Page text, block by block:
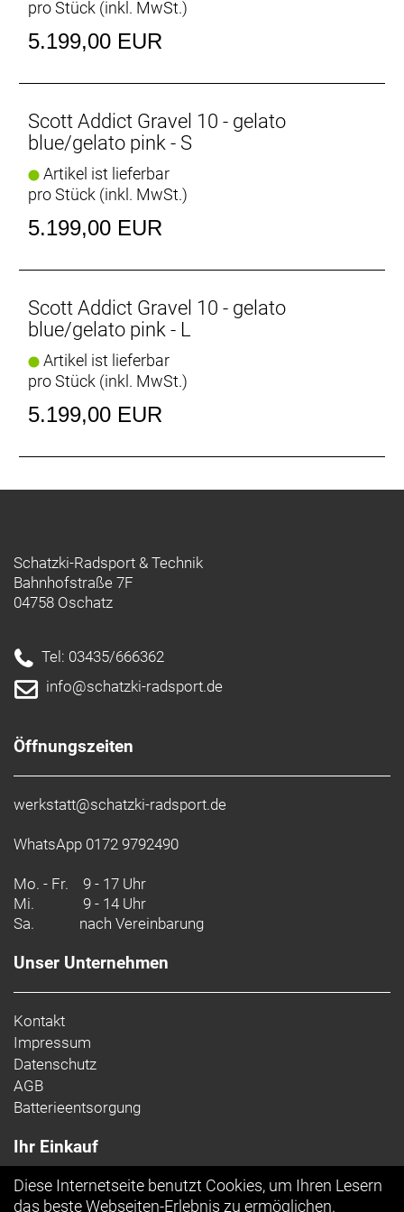
Gewicht: 8,4 kg
Zulässiges Gesamtgewicht: 120 kg
pro Stück (inkl. MwSt.)
5.199,00 EUR
Scott Addict Gravel 10 - gelato
blue/gelato pink - S
Artikel ist lieferbar
pro Stück (inkl. MwSt.)
5.199,00 EUR
Scott Addict Gravel 10 - gelato
blue/gelato pink - L
Artikel ist lieferbar
pro Stück (inkl. MwSt.)
5.199,00 EUR
Schatzki-Radsport & Technik
Bahnhofstraße 7F
04758 Oschatz
Tel: 03435/666362
info@schatzki-radsport.de
Öffnungszeiten
werkstatt@schatzki-radsport.de
WhatsApp 0172 9792490
Mo. - Fr. 9 - 17 Uhr
Mi.
9 - 14 Uhr
Sa.
nach Vereinbarung
Unser Unternehmen
Kontakt
Impressum
Datenschutz
AGB
Batterieentsorgung
Ihr Einkauf
Top Artikel
Diese Internetseite benutzt Cookies, um Ihren Lesern
das beste Webseiten-Erlebnis zu ermöglichen.